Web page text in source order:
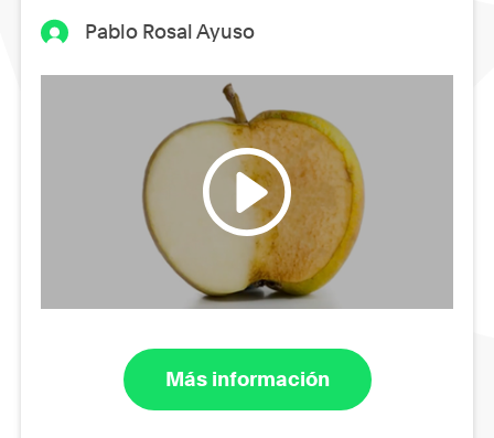
Pablo Rosal Ayuso
Más información